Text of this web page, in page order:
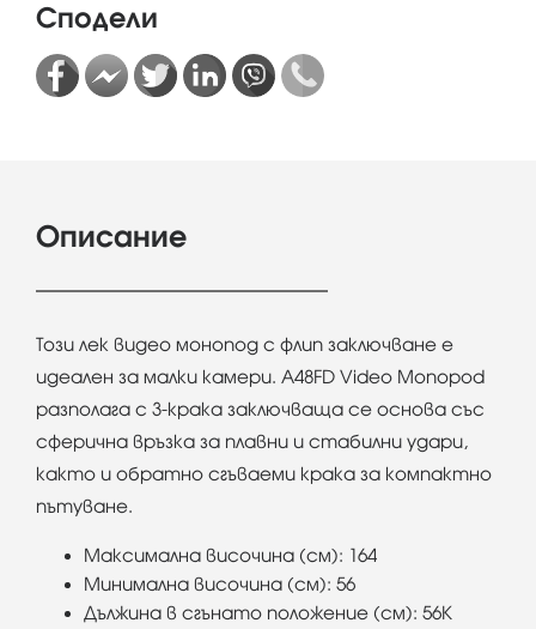
Сподели
Описание
Този лек видео монопод с флип заключване е
идеален за малки камери. A48FD Video Monopod
разполага с 3-крака заключваща се основа със
сферична връзка за плавни и стабилни удари,
както и обратно сгъваеми крака за компактно
пътуване.
Максимална височина (см): 164
Минимална височина (см): 56
Дължина в сгънато положение (см): 56К